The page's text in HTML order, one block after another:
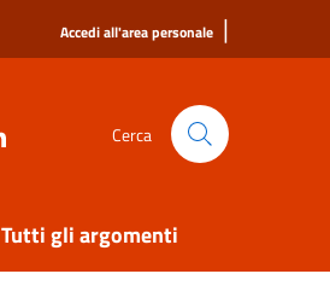
Accedi all'area personale |
Cerca
Tutti gli argomenti